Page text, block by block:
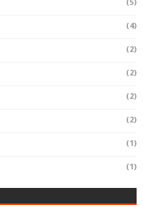
(5)
(4)
(2)
(2)
(2)
(2)
(1)
(1)